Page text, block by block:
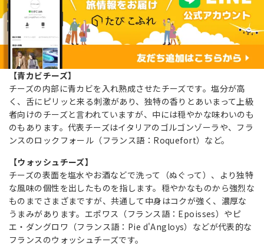
【青カビチーズ】
チーズの内部に青カビを入れ熟成させたチーズです。塩分が高
く、舌にピリッと来る刺激があり、独特の香りとあいまって上級
者向けのチーズと言われていますが、中には穏やかな味わいのも
のもあります。代表チーズはイタリアのゴルゴンゾーラや、フラ
ンスのロックフォール（フランス語：Roquefort）など。
【ウォッシュチーズ】
チーズの表面を塩水やお酒などで洗って（ぬぐって）、より独特
な風味の個性を出したものを指します。穏やかなものから強烈な
ものまでさまざまですが、共通して中身はコクが強く、濃厚な
うまみがあります。エポワス（フランス語：Epoisses）やピ
エ・ダングロワ（フランス語：Pie d'Angloys）などが代表的な
フランスのウォッシュチーズです。